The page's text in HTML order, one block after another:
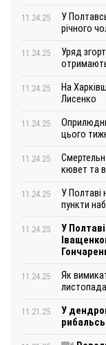
11.24.25
У
річного
11.24.25
Уряд
11.24.25
На
Лисенко
11.24.25
цього
11.24.25
кювет та
11.24.25
У Полтаві
пункти
11.24.25
У
11.24.25
Як
листопада
11.21.25
У